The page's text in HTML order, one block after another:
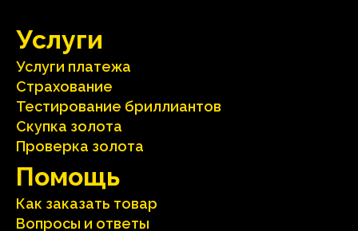
Услуги
Услуги платежа
Страхование
Тестирование бриллиантов
Скупка золота
Проверка золота
Помощь
Как заказать товар
Вопросы и ответы